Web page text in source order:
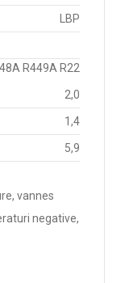
LBP
R449A R22
2,0
1,4
5,9
vannes
negative,